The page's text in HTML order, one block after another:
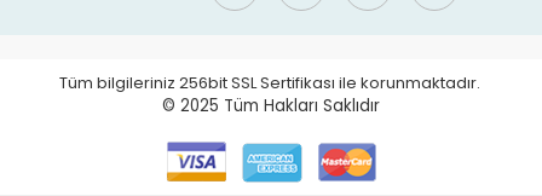
Tüm bilgileriniz 256bit SSL Sertifikası ile korunmaktadır.
© 2025 Tüm Hakları Saklıdır